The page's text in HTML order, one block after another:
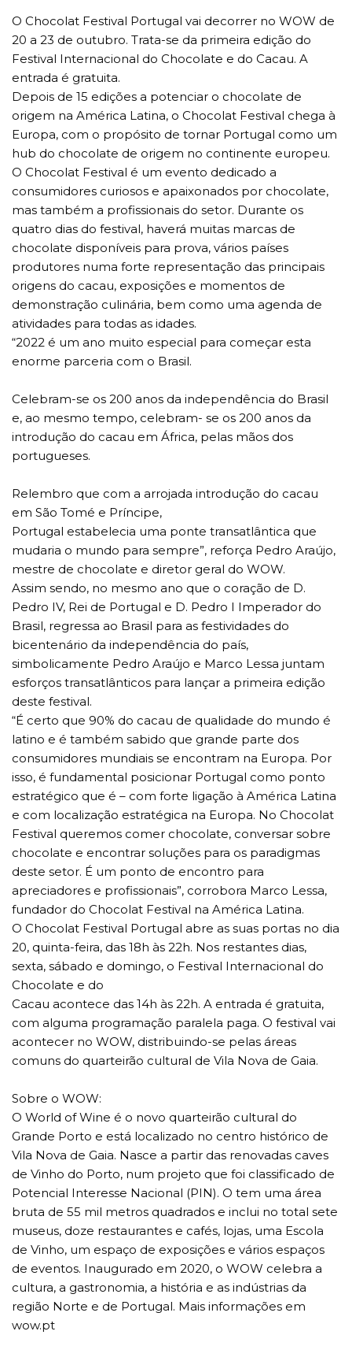
O Chocolat Festival Portugal vai decorrer no WOW de
20 a 23 de outubro. Trata-se da primeira edição do
Festival Internacional do Chocolate e do Cacau. A
entrada é gratuita.
Depois de 15 edições a potenciar o chocolate de
origem na América Latina, o Chocolat Festival chega à
Europa, com o propósito de tornar Portugal como um
hub do chocolate de origem no continente europeu.
O Chocolat Festival é um evento dedicado a
consumidores curiosos e apaixonados por chocolate,
mas também a profissionais do setor. Durante os
quatro dias do festival, haverá muitas marcas de
chocolate disponíveis para prova, vários países
produtores numa forte representação das principais
origens do cacau, exposições e momentos de
demonstração culinária, bem como uma agenda de
atividades para todas as idades.
“2022 é um ano muito especial para começar esta
enorme parceria com o Brasil.
Celebram-se os 200 anos da independência do Brasil
e, ao mesmo tempo, celebram- se os 200 anos da
introdução do cacau em África, pelas mãos dos
portugueses.
Relembro que com a arrojada introdução do cacau
em São Tomé e Príncipe,
Portugal estabelecia uma ponte transatlântica que
mudaria o mundo para sempre”, reforça Pedro Araújo,
mestre de chocolate e diretor geral do WOW.
Assim sendo, no mesmo ano que o coração de D.
Pedro IV, Rei de Portugal e D. Pedro I Imperador do
Brasil, regressa ao Brasil para as festividades do
bicentenário da independência do país,
simbolicamente Pedro Araújo e Marco Lessa juntam
esforços transatlânticos para lançar a primeira edição
deste festival.
“É certo que 90% do cacau de qualidade do mundo é
latino e é também sabido que grande parte dos
consumidores mundiais se encontram na Europa. Por
isso, é fundamental posicionar Portugal como ponto
estratégico que é – com forte ligação à América Latina
e com localização estratégica na Europa. No Chocolat
Festival queremos comer chocolate, conversar sobre
chocolate e encontrar soluções para os paradigmas
deste setor. É um ponto de encontro para
apreciadores e profissionais”, corrobora Marco Lessa,
fundador do Chocolat Festival na América Latina.
O Chocolat Festival Portugal abre as suas portas no dia
20, quinta-feira, das 18h às 22h. Nos restantes dias,
sexta, sábado e domingo, o Festival Internacional do
Chocolate e do
Cacau acontece das 14h às 22h. A entrada é gratuita,
com alguma programação paralela paga. O festival vai
acontecer no WOW, distribuindo-se pelas áreas
comuns do quarteirão cultural de Vila Nova de Gaia.
Sobre o WOW:
O World of Wine é o novo quarteirão cultural do
Grande Porto e está localizado no centro histórico de
Vila Nova de Gaia. Nasce a partir das renovadas caves
de Vinho do Porto, num projeto que foi classificado de
Potencial Interesse Nacional (PIN). O tem uma área
bruta de 55 mil metros quadrados e inclui no total sete
museus, doze restaurantes e cafés, lojas, uma Escola
de Vinho, um espaço de exposições e vários espaços
de eventos. Inaugurado em 2020, o WOW celebra a
cultura, a gastronomia, a história e as indústrias da
região Norte e de Portugal. Mais informações em
wow.pt